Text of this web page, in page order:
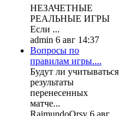
НЕЗАЧЕТНЫЕ
РЕАЛЬНЫЕ ИГРЫ
Если ...
admin 6 авг 14:37
Вопросы по
правилам игры....
Будут ли учитываться
результаты
перенесенных
матче...
RaimundoOrsy 6 авг